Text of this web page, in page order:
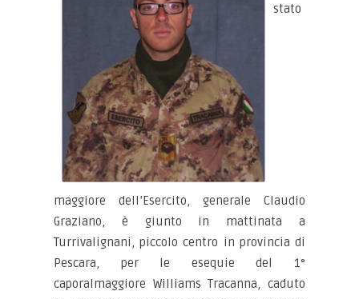
stato
maggiore dell’Esercito, generale Claudio
Graziano, è giunto in mattinata a
Turrivalignani, piccolo centro in provincia di
Pescara, per le esequie del 1°
caporalmaggiore Williams Tracanna, caduto